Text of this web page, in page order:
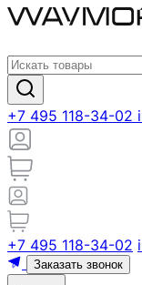
+7 495 118-34-02
+7 495 118-34-02
Заказать звонок